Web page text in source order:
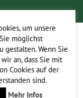
um unsere
möglichst
gestalten. Wenn Sie
an, dass Sie mit
Cookies auf der
sind.
Mehr Infos